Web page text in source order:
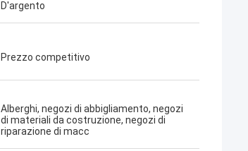
D'argento
Prezzo competitivo
Alberghi, negozi di abbigliamento, negozi
di materiali da costruzione, negozi di
riparazione di macc